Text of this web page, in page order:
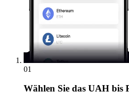
01
Wählen Sie das UAH bis